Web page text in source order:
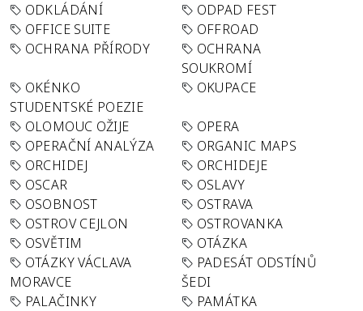
ODKLÁDÁNÍ
ODPAD FEST
OFFICE SUITE
OFFROAD
OCHRANA PŘÍRODY
OCHRANA
SOUKROMÍ
OKÉNKO
STUDENTSKÉ POEZIE
OKUPACE
OLOMOUC OŽIJE
OPERA
OPERAČNÍ ANALÝZA
ORGANIC MAPS
ORCHIDEJ
ORCHIDEJE
OSCAR
OSLAVY
OSOBNOST
OSTRAVA
OSTROV CEJLON
OSTROVANKA
OSVĚTIM
OTÁZKA
OTÁZKY VÁCLAVA
MORAVCE
PADESÁT ODSTÍNŮ
ŠEDI
PALAČINKY
PAMÁTKA